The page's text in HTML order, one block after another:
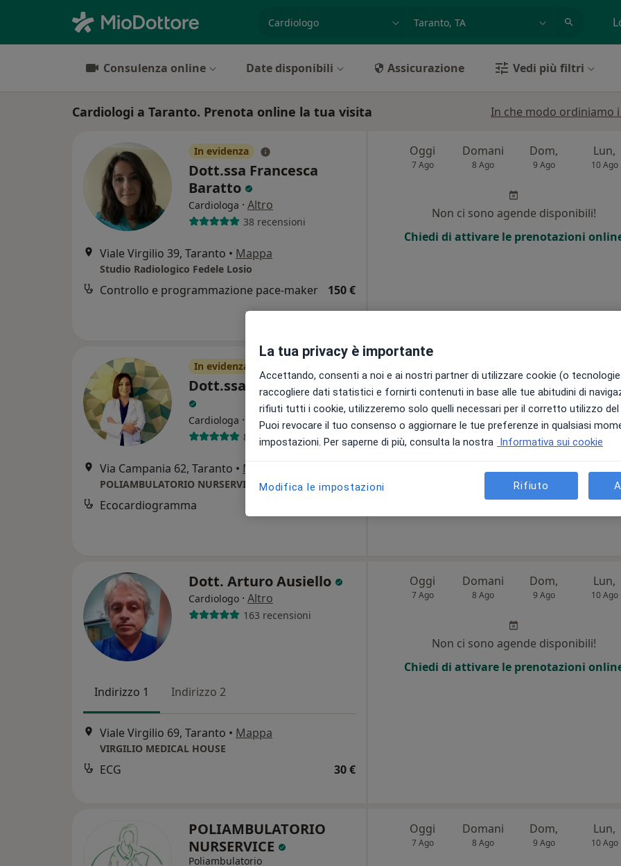
Consulenza online Date disponibili Assicurazione Vedi più filtri
Cardiologi a Taranto. Prenota online la tua visita In che modo ordiniamo
In evidenza
Dott.ssa Francesca
Baratto
Cardiologa · Altro
38 recensioni
Viale Virgilio 39, Taranto • Mappa
Studio Radiologico Fedele Losio
Controllo e programmazione pace-maker 150 €
Oggi
7 Ago
Domani
8 Ago
Dom,
9 Ago
Lun,
10 Ago
Non ci sono agende disponibili!
Chiedi di attivare le prenotazioni
In evidenza
Dott.ssa Valeria Le Rose
Cardiologa · Altro
80 recensioni
Via Campania 62, Taranto • Mappa
POLIAMBULATORIO NURSERVICE
Ecocardiogramma
7 Ago 8 Ago 9 Ago 10 Ago
Non ci sono agende disponibili!
Chiedi di attivare le prenotazioni online
Dott. Arturo Ausiello
Cardiologo · Altro
163 recensioni
Indirizzo 1 Indirizzo 2
Viale Virgilio 69, Taranto • Mappa
VIRGILIO MEDICAL HOUSE
ECG 30 €
Oggi
7 Ago
Domani
8 Ago
Dom,
9 Ago
Lun,
10 Ago
Non ci sono agende disponibili!
Chiedi di attivare le prenotazioni
POLIAMBULATORIO
NURSERVICE
Poliambulatorio
Oggi
7 Ago
Domani
8 Ago
Dom,
9 Ago
Lun,
10 Ago
La tua privacy è importante
Accettando, consenti a noi e ai nostri partner di utilizzare cookie (o
raccogliere dati statistici e fornirti contenuti in base alle tue abitudini di
rifiuti tutti i cookie, utilizzeremo solo quelli necessari per il corretto utilizzo
Puoi revocare il tuo consenso o aggiornare le tue preferenze in qualsiasi
impostazioni. Per saperne di più, consulta la nostra Informativa sui cookie
Modifica le impostazioni Rifiuto